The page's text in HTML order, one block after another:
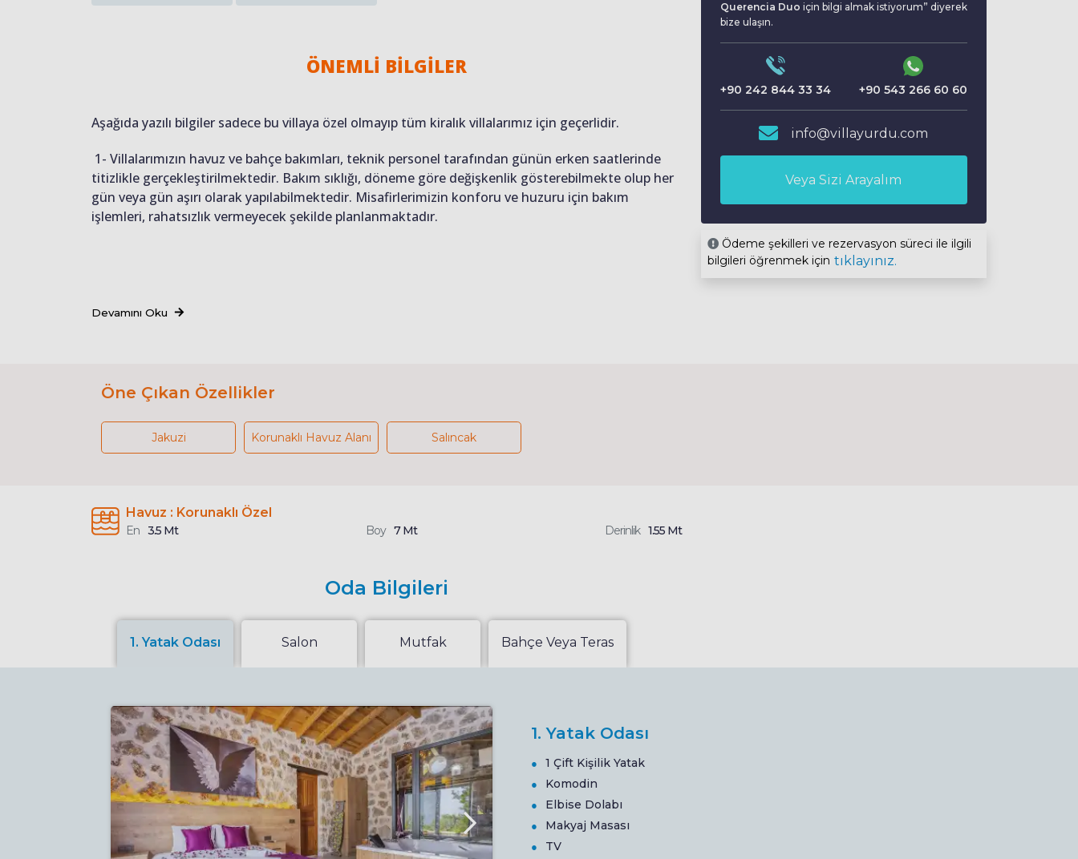
ÖNEMLİ BİLGİLER
Aşağıda yazılı bilgiler sadece bu villaya özel olmayıp tüm kiralık villalarımız için geçerlidir.
1- Villalarımızın havuz ve bahçe bakımları, teknik personel tarafından günün erken saatlerinde
titizlikle gerçekleştirilmektedir. Bakım sıklığı, döneme göre değişkenlik gösterebilmekte olup her
gün veya gün aşırı olarak yapılabilmektedir. Misafirlerimizin konforu ve huzuru için bakım
işlemleri, rahatsızlık vermeyecek şekilde planlanmaktadır.
Devamını Oku
Öne Çıkan Özellikler
Jakuzi Korunaklı Havuz Alanı Salıncak
Havuz : Korunaklı Özel
En 3.5 Mt Boy 7 Mt Derinlik 1.55 Mt
Oda Bilgileri
1. Yatak Odası Salon Mutfak Bahçe Veya Teras
1. Yatak Odası
1 Çift Kişilik Yatak
Komodin
Elbise Dolabı
Makyaj Masası
TV
Querencia Duo için bilgi almak istiyorum” diyerek
bize ulaşın.
+90 242 844 33 34 +90 543 266 60 60
info@villayurdu.com
Veya Sizi Arayalım
Ödeme şekilleri ve rezervasyon süreci ile ilgili
bilgileri öğrenmek için tıklayınız.